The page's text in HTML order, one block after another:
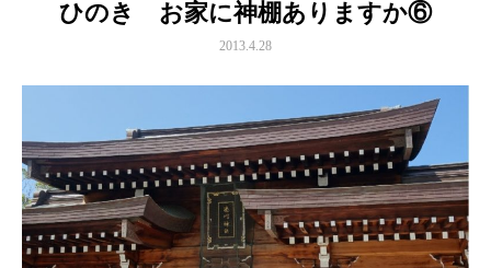
ひのき お家に神棚ありますか⑥
2013.4.28